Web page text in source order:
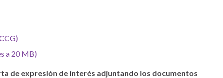
a 20 MB)
de expresión de interés adjuntando los documentos